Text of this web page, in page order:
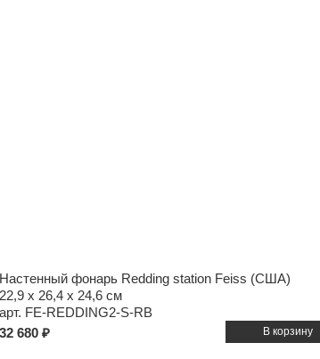
Настенный фонарь Redding station Feiss (США)
22,9 x 26,4 x 24,6 см
арт. FE-REDDING2-S-RB
32 680 ₽